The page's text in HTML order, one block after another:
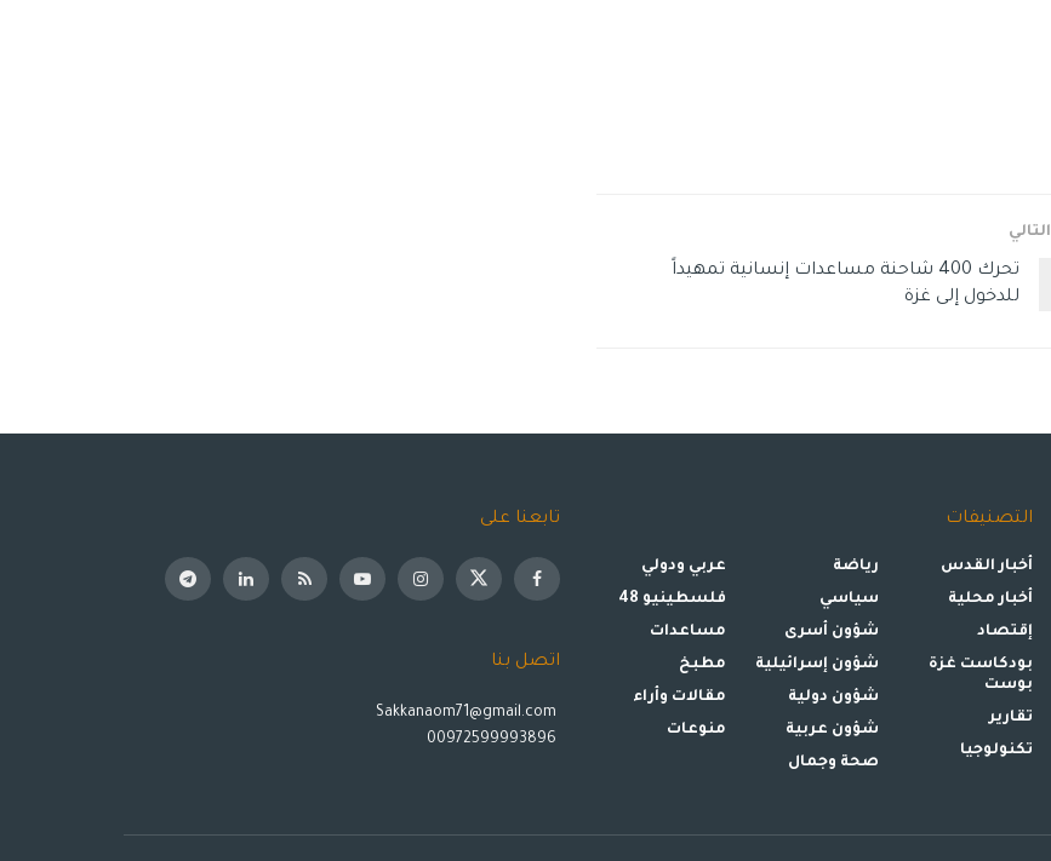
التالي
تحرك 400 شاحنة مساعدات إنسانية تمهيداً
للدخول إلى غزة
التصنيفات
أخبار القدس
أخبار محلية
إقتصاد
بودكاست غزة
بوست
تقارير
تكنولوجيا
رياضة
سياسي
شؤون أسرى
شؤون إسرائيلية
شؤون دولية
شؤون عربية
صحة وجمال
عربي ودولي
فلسطينيو 48
مساعدات
مطبخ
مقالات وأراء
منوعات
تابعنا على
اتصل بنا
Sakkanaom71@gmail.com